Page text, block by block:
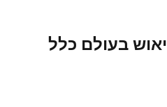
בעולם כלל